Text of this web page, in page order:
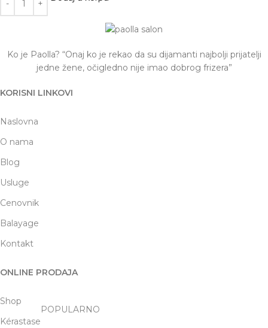
Ko je Paolla? “Onaj ko je rekao da su dijamanti najbolji prijatelji
jedne žene, očigledno nije imao dobrog frizera”
KORISNI LINKOVI
Naslovna
O nama
Blog
Usluge
Cenovnik
Balayage
Kontakt
ONLINE PRODAJA
Shop
Kérastase
POPULARNO